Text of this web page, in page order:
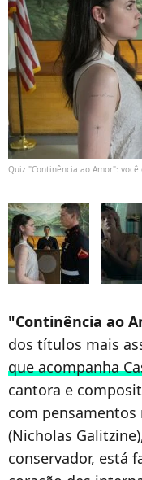
Quiz "Continência ao Amor": você
"Continência ao
dos títulos mais
que acompanha
cantora e
com
(Nicholas
conservador, está